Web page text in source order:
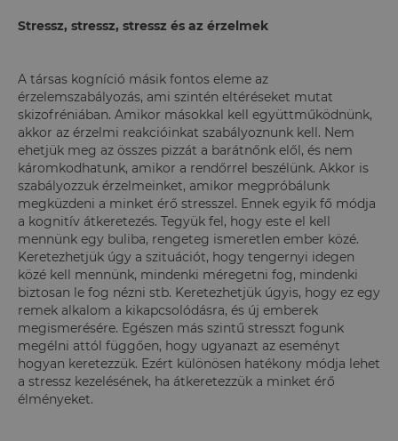
Stressz, stressz, stressz és az érzelmek
A társas kogníció másik fontos eleme az
érzelemszabályozás, ami szintén eltéréseket mutat
skizofréniában. Amikor másokkal kell együttműködnünk,
akkor az érzelmi reakcióinkat szabályoznunk kell. Nem
ehetjük meg az összes pizzát a barátnőnk elől, és nem
káromkodhatunk, amikor a rendőrrel beszélünk. Akkor is
szabályozzuk érzelmeinket, amikor megpróbálunk
megküzdeni a minket érő stresszel. Ennek egyik fő módja
a kognitív átkeretezés. Tegyük fel, hogy este el kell
mennünk egy buliba, rengeteg ismeretlen ember közé.
Keretezhetjük úgy a szituációt, hogy tengernyi idegen
közé kell mennünk, mindenki méregetni fog, mindenki
biztosan le fog nézni stb. Keretezhetjük úgyis, hogy ez egy
remek alkalom a kikapcsolódásra, és új emberek
megismerésére. Egészen más szintű stresszt fogunk
megélni attól függően, hogy ugyanazt az eseményt
hogyan keretezzük. Ezért különösen hatékony módja lehet
a stressz kezelésének, ha átkeretezzük a minket érő
élményeket.